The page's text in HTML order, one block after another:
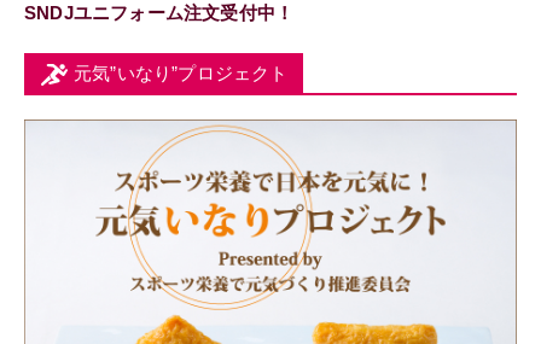
SNDJユニフォーム注文受付中！
元気”いなり”プロジェクト